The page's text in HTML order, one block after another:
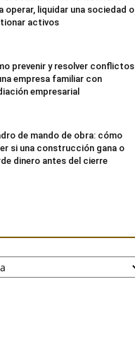
operar, liquidar una sociedad o
activos
prevenir y resolver conflictos
empresa familiar con
empresarial
de mando de obra: cómo
si una construcción gana o
dinero antes del cierre